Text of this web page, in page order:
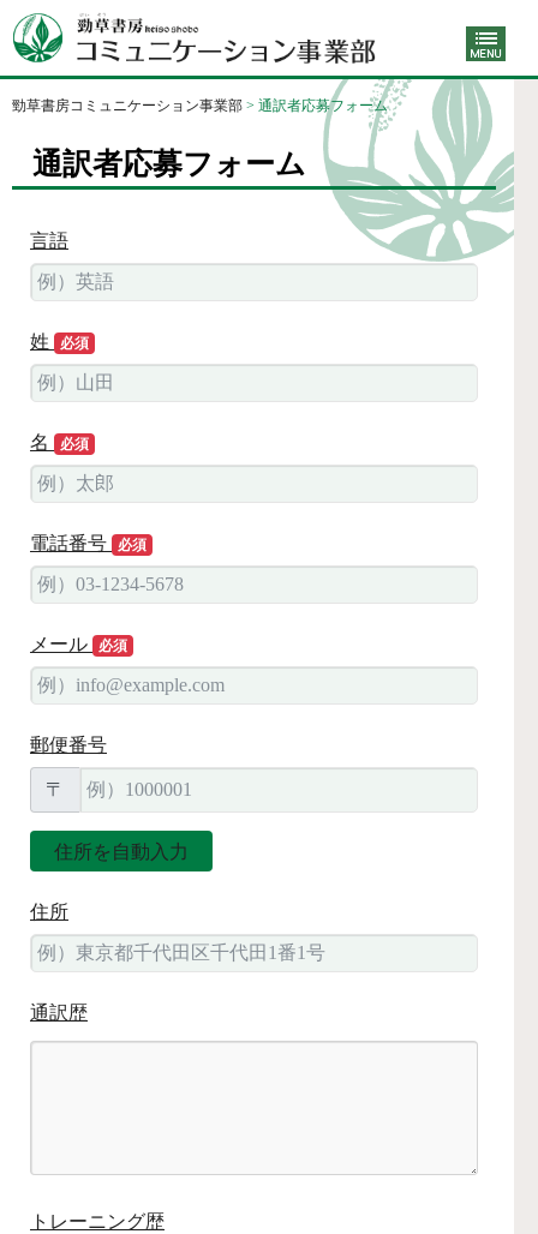
勁草書房コミュニケーション事業部 > 通訳者応募フォーム
通訳者応募フォーム
言語
姓 必須
名 必須
電話番号 必須
メール 必須
郵便番号
〒
住所
通訳歴
トレーニング歴